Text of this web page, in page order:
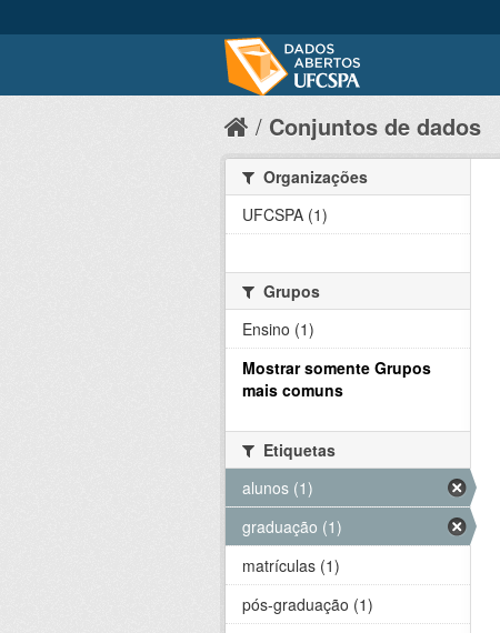
Conjuntos de dados
Organizações
UFCSPA (1)
Grupos
Ensino (1)
Mostrar somente Grupos
mais comuns
Etiquetas
alunos (1)
graduação (1)
matrículas (1)
pós-graduação (1)